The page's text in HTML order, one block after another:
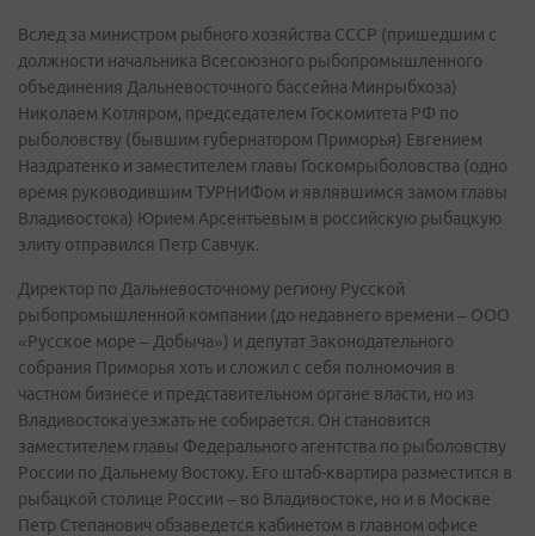
Вслед за министром рыбного хозяйства СССР (пришедшим с
должности начальника Всесоюзного рыбопромышленного
объединения Дальневосточного бассейна Минрыбхоза)
Николаем Котляром, председателем Госкомитета РФ по
рыболовству (бывшим губернатором Приморья) Евгением
Наздратенко и заместителем главы Госкомрыболовства (одно
время руководившим ТУРНИФом и являвшимся замом главы
Владивостока) Юрием Арсентьевым в российскую рыбацкую
элиту отправился Петр Савчук.
Директор по Дальневосточному региону Русской
рыбопромышленной компании (до недавнего времени – ООО
«Русское море – Добыча») и депутат Законодательного
собрания Приморья хоть и сложил с себя полномочия в
частном бизнесе и представительном органе власти, но из
Владивостока уезжать не собирается. Он становится
заместителем главы Федерального агентства по рыболовству
России по Дальнему Востоку. Его штаб-квартира разместится в
рыбацкой столице России – во Владивостоке, но и в Москве
Петр Степанович обзаведется кабинетом в главном офисе